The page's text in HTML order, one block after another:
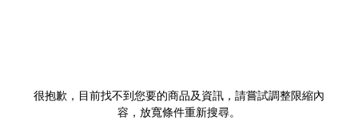
很抱歉，目前找不到您要的商品及資訊，請嘗試調整限縮內
容，放寬條件重新搜尋。